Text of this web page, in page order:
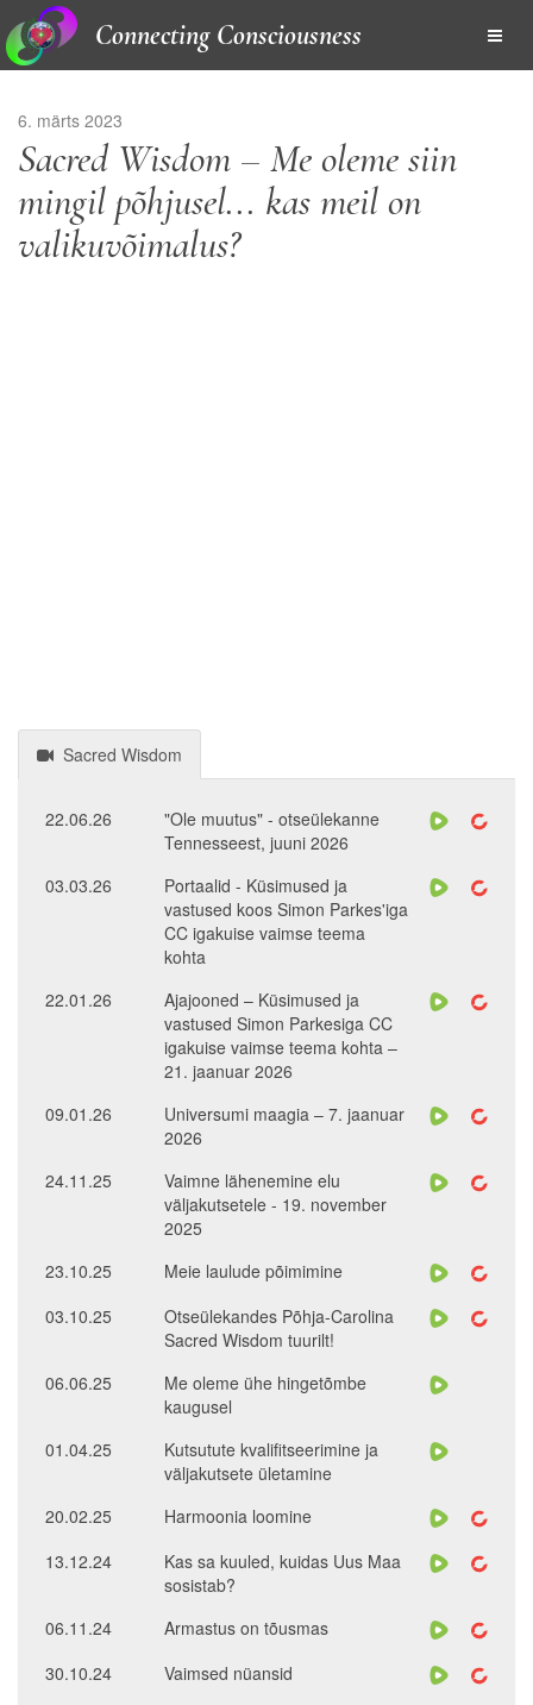
Connecting Consciousness
6. märts 2023
Sacred Wisdom – Me oleme siin
mingil põhjusel... kas meil on
valikuvõimalus?
Sacred Wisdom
22.06.26
"Ole muutus" - otseülekanne
Tennesseest, juuni 2026
03.03.26
Portaalid - Küsimused ja
vastused koos Simon Parkes'iga
CC igakuise vaimse teema
kohta
22.01.26
Ajajooned – Küsimused ja
vastused Simon Parkesiga CC
igakuise vaimse teema kohta –
21. jaanuar 2026
09.01.26
Universumi maagia – 7. jaanuar
2026
24.11.25
Vaimne lähenemine elu
väljakutsetele - 19. november
2025
23.10.25
Meie laulude põimimine
03.10.25
Otseülekandes Põhja-Carolina
Sacred Wisdom tuurilt!
06.06.25
Me oleme ühe hingetõmbe
kaugusel
01.04.25
Kutsutute kvalifitseerimine ja
väljakutsete ületamine
20.02.25
Harmoonia loomine
13.12.24
Kas sa kuuled, kuidas Uus Maa
sosistab?
06.11.24
Armastus on tõusmas
30.10.24
Vaimsed nüansid